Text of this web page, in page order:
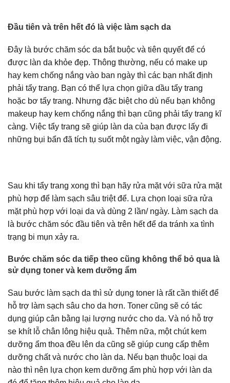
Đầu tiên và trên hết đó là việc làm sạch da
Đây là bước chăm sóc da bắt buộc và tiên quyết để có
được làn da khỏe đẹp. Thông thường, nếu có make up
hay kem chống nắng vào ban ngày thì các bạn nhất định
phải tẩy trang. Bạn có thể lựa chọn giữa dầu tẩy trang
hoặc bơ tẩy trang. Nhưng đặc biệt cho dù nếu bạn không
makeup hay kem chống nắng thì bạn cũng phải tẩy trang kĩ
càng. Việc tẩy trang sẽ giúp làn da của bạn được lấy đi
những bụi bẩn đã tích tụ suốt một ngày làm việc, vận động.
Sau khi tẩy trang xong thì bạn hãy rửa mặt với sữa rửa mặt
phù hợp để làm sạch sâu triệt để. Lựa chọn loại sữa rửa
mặt phù hợp với loại da và dùng 2 lần/ ngày. Làm sạch da
là bước chăm sóc đầu tiên và trên hết để da tránh xa tình
trạng bi mụn xảy ra.
Bước chăm sóc da tiếp theo cũng không thể bỏ qua là
sử dụng toner và kem dưỡng ẩm
Sau bước làm sạch da thì sử dụng toner là rất cần thiết để
hỗ trợ làm sạch sâu cho da hơn. Toner cũng sẽ có tác
dụng giúp cân bằng lại lượng nước cho da. Và nó hỗ trợ
se khít lỗ chân lông hiệu quả. Thêm nữa, một chút kem
dưỡng ẩm thoa đều lên da cũng sẽ giúp cung cấp thêm
dưỡng chất và nước cho làn da. Nếu bạn thuộc loại da
nào thì nên lựa chọn kem dưỡng ẩm phù hợp với làn da